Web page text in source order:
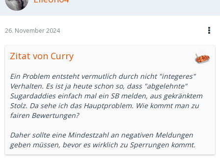
26. November 2024
Zitat von Curry
Ein Problem entsteht vermutlich durch nicht "integeres"
Verhalten. Es ist ja heute schon so, dass "abgelehnte"
Sugardaddies einfach mal ein SB melden, aus gekränktem
Stolz. Da sehe ich das Hauptproblem. Wie kommt man zu
fairen Bewertungen?
Daher sollte eine Mindestzahl an negativen Meldungen
geben müssen, bevor es wirklich zu Sperrungen kommt.